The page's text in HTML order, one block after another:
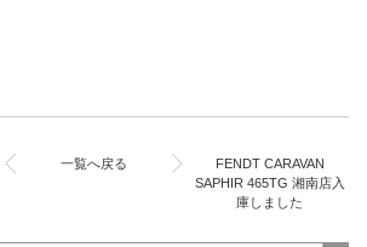
一覧へ戻る
FENDT CARAVAN
SAPHIR 465TG 湘南店入
庫しました